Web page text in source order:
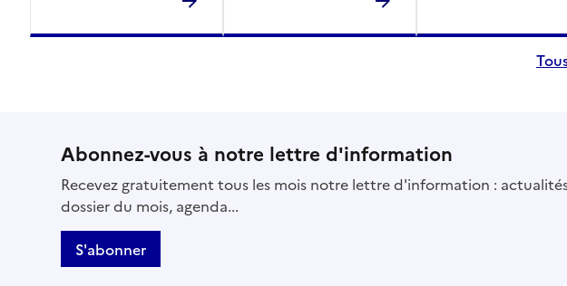
Abonnez-vous à notre lettre d'information
Recevez gratuitement tous les mois notre lettre d'information :
dossier du mois, agenda...
S'abonner